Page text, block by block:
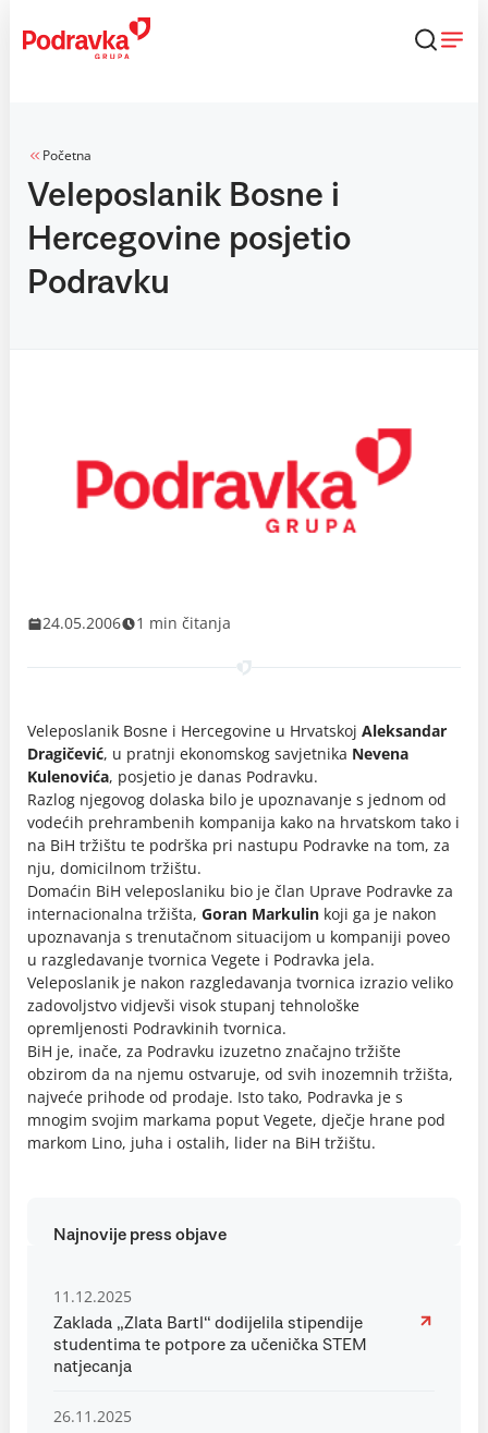
content
Početna
Veleposlanik Bosne i
Hercegovine posjetio
Podravku
24.05.2006 1 min čitanja
Veleposlanik Bosne i Hercegovine u Hrvatskoj Aleksandar
Dragičević, u pratnji ekonomskog savjetnika Nevena
Kulenovića, posjetio je danas Podravku.
Razlog njegovog dolaska bilo je upoznavanje s jednom od
vodećih prehrambenih kompanija kako na hrvatskom tako i
na BiH tržištu te podrška pri nastupu Podravke na tom, za
nju, domicilnom tržištu.
Domaćin BiH veleposlaniku bio je član Uprave Podravke za
internacionalna tržišta, Goran Markulin koji ga je nakon
upoznavanja s trenutačnom situacijom u kompaniji poveo
u razgledavanje tvornica Vegete i Podravka jela.
Veleposlanik je nakon razgledavanja tvornica izrazio veliko
zadovoljstvo vidjevši visok stupanj tehnološke
opremljenosti Podravkinih tvornica.
BiH je, inače, za Podravku izuzetno značajno tržište
obzirom da na njemu ostvaruje, od svih inozemnih tržišta,
najveće prihode od prodaje. Isto tako, Podravka je s
mnogim svojim markama poput Vegete, dječje hrane pod
markom Lino, juha i ostalih, lider na BiH tržištu.
Najnovije press objave
11.12.2025
Zaklada „Zlata Bartl“ dodijelila stipendije
studentima te potpore za učenička STEM
natjecanja
26.11.2025